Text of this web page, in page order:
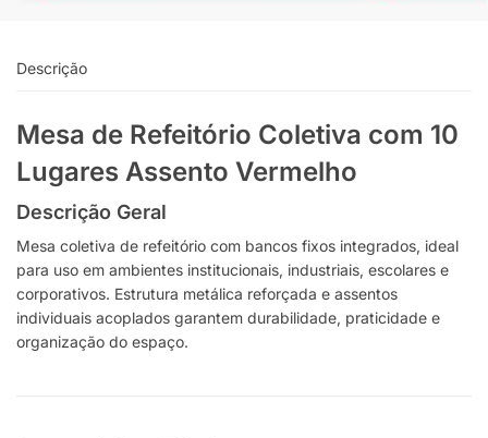
Descrição
Mesa de Refeitório Coletiva com 10
Lugares Assento Vermelho
Descrição Geral
Mesa coletiva de refeitório com bancos fixos integrados, ideal
para uso em ambientes institucionais, industriais, escolares e
corporativos. Estrutura metálica reforçada e assentos
individuais acoplados garantem durabilidade, praticidade e
organização do espaço.